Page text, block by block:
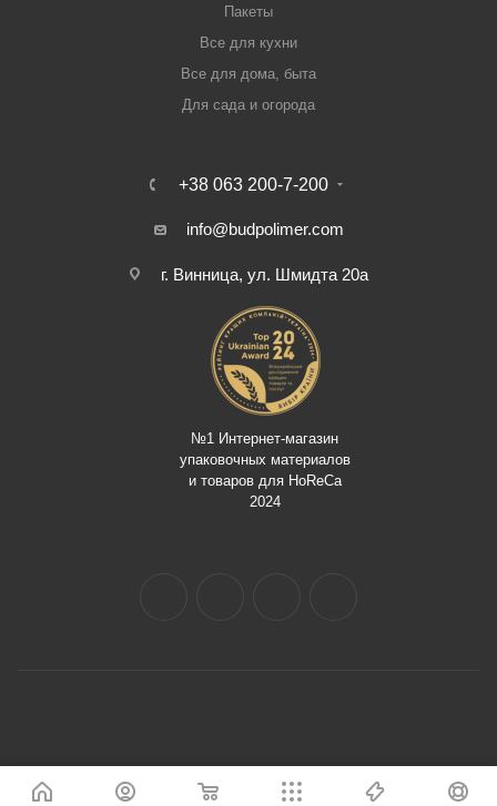
Пакеты
Все для кухни
Все для дома, быта
Для сада и огорода
+38 063 200-7-200
info@budpolimer.com
г. Винница, ул. Шмидта 20а
№1 Интернет-магазин
упаковочных материалов
и товаров для HoReCa
2024